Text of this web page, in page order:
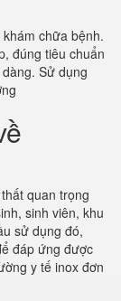
chữa bệnh.
đúng tiêu chuẩn
Sử dụng
quan trọng
sinh viên, khu
sử dụng đó,
đáp ứng được
y tế inox đơn